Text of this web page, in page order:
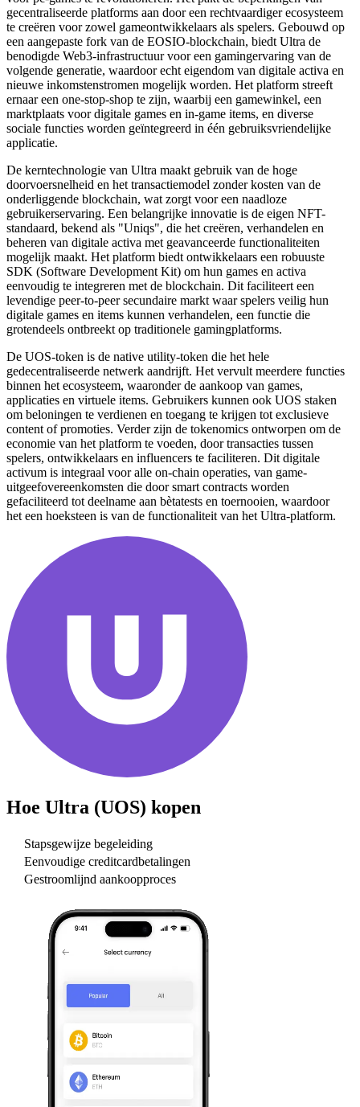
gecentraliseerde platforms aan door een rechtvaardiger ecosysteem
te creëren voor zowel gameontwikkelaars als spelers. Gebouwd op
een aangepaste fork van de EOSIO-blockchain, biedt Ultra de
benodigde Web3-infrastructuur voor een gamingervaring van de
volgende generatie, waardoor echt eigendom van digitale activa en
nieuwe inkomstenstromen mogelijk worden. Het platform streeft
ernaar een one-stop-shop te zijn, waarbij een gamewinkel, een
marktplaats voor digitale games en in-game items, en diverse
sociale functies worden geïntegreerd in één gebruiksvriendelijke
applicatie.
De kerntechnologie van Ultra maakt gebruik van de hoge
doorvoersnelheid en het transactiemodel zonder kosten van de
onderliggende blockchain, wat zorgt voor een naadloze
gebruikerservaring. Een belangrijke innovatie is de eigen NFT-
standaard, bekend als "Uniqs", die het creëren, verhandelen en
beheren van digitale activa met geavanceerde functionaliteiten
mogelijk maakt. Het platform biedt ontwikkelaars een robuuste
SDK (Software Development Kit) om hun games en activa
eenvoudig te integreren met de blockchain. Dit faciliteert een
levendige peer-to-peer secundaire markt waar spelers veilig hun
digitale games en items kunnen verhandelen, een functie die
grotendeels ontbreekt op traditionele gamingplatforms.
De UOS-token is de native utility-token die het hele
gedecentraliseerde netwerk aandrijft. Het vervult meerdere functies
binnen het ecosysteem, waaronder de aankoop van games,
applicaties en virtuele items. Gebruikers kunnen ook UOS staken
om beloningen te verdienen en toegang te krijgen tot exclusieve
content of promoties. Verder zijn de tokenomics ontworpen om de
economie van het platform te voeden, door transacties tussen
spelers, ontwikkelaars en influencers te faciliteren. Dit digitale
activum is integraal voor alle on-chain operaties, van game-
uitgeefovereenkomsten die door smart contracts worden
gefaciliteerd tot deelname aan bètatests en toernooien, waardoor
het een hoeksteen is van de functionaliteit van het Ultra-platform.
Hoe Ultra (UOS) kopen
Stapsgewijze begeleiding
Eenvoudige creditcardbetalingen
Gestroomlijnd aankoopproces